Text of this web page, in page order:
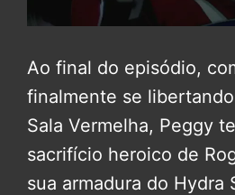
Ao final do episódio,
finalmente se
Sala Vermelha, Peggy
sacrifício heroico de
sua armadura do Hydra